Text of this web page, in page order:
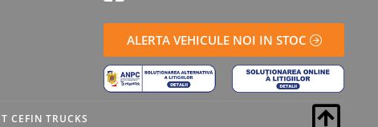
ALERTA VEHICULE NOI IN STOC
CEFIN TRUCKS